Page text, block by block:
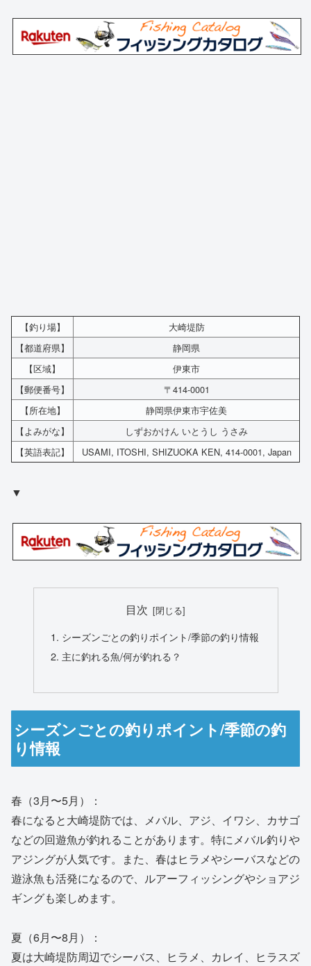
【釣り場】
大崎堤防
【都道府県】
静岡県
【区域】
伊東市
【郵便番号】
〒414-0001
【所在地】
静岡県伊東市宇佐美
【よみがな】
しずおかけん いとうし うさみ
【英語表記】
USAMI, ITOSHI, SHIZUOKA KEN, 414-0001, Japan
▼
目次
シーズンごとの釣りポイント/季節の釣り情報
主に釣れる魚/何が釣れる？
シーズンごとの釣りポイント/季節の釣
り情報
春（3月〜5月）：
春になると大崎堤防では、メバル、アジ、イワシ、カサゴ
などの回遊魚が釣れることがあります。特にメバル釣りや
アジングが人気です。また、春はヒラメやシーバスなどの
遊泳魚も活発になるので、ルアーフィッシングやショアジ
ギングも楽しめます。
夏（6月〜8月）：
夏は大崎堤防周辺でシーバス、ヒラメ、カレイ、ヒラスズ